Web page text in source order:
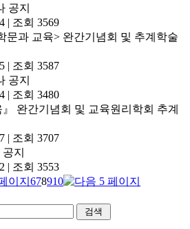
공지
| 조회 3569
문과 교육> 완간기념회 및 추계학술
| 조회 3587
공지
| 조회 3480
완간기념회 및 교육원리학회 추계
| 조회 3707
지
| 조회 3553
678910